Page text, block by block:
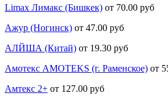
Limax Лимакс (Бишкек) от 70.00 руб
Ажур (Ногинск) от 47.00 руб
АЛЙША (Китай) от 19.30 руб
Амотекс AMOTEKS (г. Раменское) от
Амтекс 2+ от 127.00 руб